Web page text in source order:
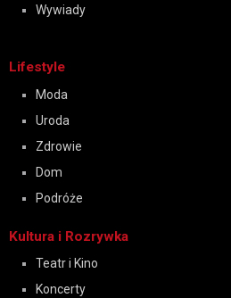
Wywiady
Lifestyle
Moda
Uroda
Zdrowie
Dom
Podróże
Kultura i Rozrywka
Teatr i Kino
Koncerty